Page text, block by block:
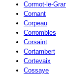
Cormot-le-
Cornant
Corpeau
Corrombles
Corsaint
Cortambert
Cortevaix
Cossaye